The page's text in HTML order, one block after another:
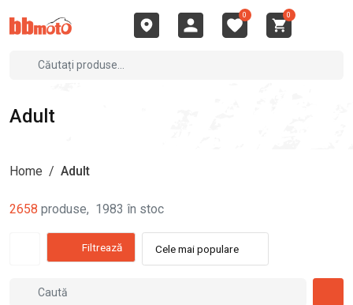
0 0
Adult
Home / Adult
2658 produse, 1983 în stoc
Filtrează Cele mai populare